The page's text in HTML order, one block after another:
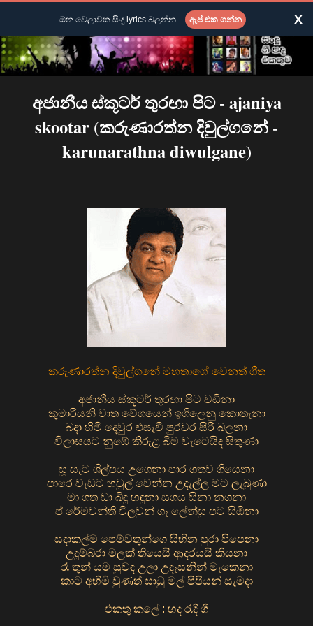
අජානීය ස්කූටර් තුරඟා පිට - ajaniya
skootar (කරුණාරත්න දිවුල්ගනේ -
karunarathna diwulgane)
කරුණාරත්න දිවුල්ගනේ මහතාගේ වෙනත් ගීත
අජානීය ස්කූටර් තුරඟා පිට වඩිනා
කුමාරියනි වාත වේගයෙන් ඉගිලෙනු කොතැනා
බදා හිමි දෙවුර එසැවී පුරවර සිරි බලනා
විලාසයට නුඹේ කිරුළ බිම වැටෙයිද සිතුණා
සූ සැට ශිල්පය උගෙනා පාර ගතව ගියෙනා
පාරෙ වැඩට හවුල් වෙන්න උදැල්ල මට ලැබුණා
මා ගත ඩා බිඳු හඳුනා සගය සිනා නගනා
ප් රේමවන්ති විලවුන් ගෑ ලේන්සු පට සිඹිනා
සදාකල්ම පෙම්වතුන්ගෙ සිහින පුරා පිපෙනා
උදුම්බරා මලක් තියෙයි ආදරයයි කියනා
රෑ තුන් යම සුවඳ උලා උදෑසනින් මැකෙනා
කාට අහිමි වුණත් සාධු මල් පිපියන් සැමදා
එකතු කලේ : හද රැදි ගී
ඕන වෙලාවක සිංදු lyrics බලන්න ඇප් එක ගන්න X